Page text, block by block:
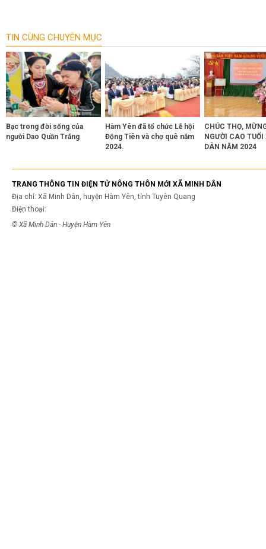
TIN CÙNG CHUYÊN MỤC
Bạc trong đời sống của
người Dao Quần Trắng
Hàm Yên đã tổ chức Lễ hội
Động Tiên và chợ quê năm
2024.
CHÚC THỌ,
NGƯỜI CAO
DÂN NĂM 2024
TRANG THÔNG TIN ĐIỆN TỬ NÔNG THÔN MỚI XÃ MINH DÂN
Địa chỉ: Xã Minh Dân, huyện Hàm Yên, tỉnh Tuyên Quang
Điện thoại:
© Xã Minh Dân - Huyện Hàm Yên